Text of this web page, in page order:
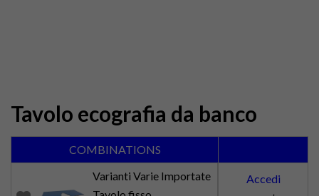
Tavolo ecografia da banco
COMBINATIONS
Varianti Varie Importate
Accedi